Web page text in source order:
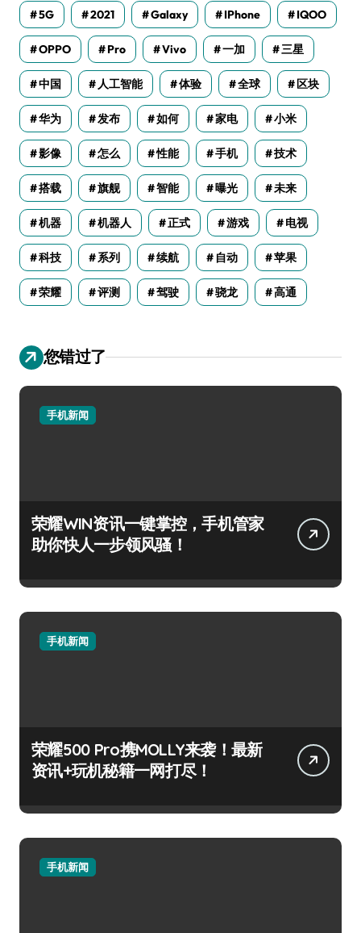
5G 2021 Galaxy IPhone IQOO
OPPO Pro Vivo 一加 三星
中国 人工智能 体验 全球 区块
华为 发布 如何 家电 小米
影像 怎么 性能 手机 技术
搭载 旗舰 智能 曝光 未来
机器 机器人 正式 游戏 电视
科技 系列 续航 自动 苹果
荣耀 评测 驾驶 骁龙 高通
您错过了
手机新闻
荣耀WIN资讯一键掌控，手机管家
助你快人一步领风骚！
手机新闻
荣耀500 Pro携MOLLY来袭！最新
资讯+玩机秘籍一网打尽！
手机新闻